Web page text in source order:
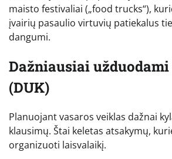
maisto festivaliai („food trucks“),
įvairių pasaulio virtuvių patiekalus
dangumi.
Dažniausiai
(DUK)
Planuojant vasaros veiklas dažnai
klausimų. Štai keletas atsakymų,
organizuoti laisvalaikį.